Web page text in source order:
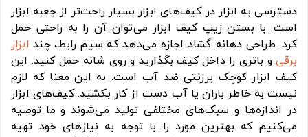
دسترسی به ابزار در کیف‌های ابزار بسیار راحت‌تر از جعبه ابزار
است. با بستن زیپ کیف ابزار می‌توان آن را به راحتی حمل
کرد. طراحی دهانه گشاد اجازه می‌دهد که سیم رابط، چند ابزار
برقیو باتری را داخل کیف بگذارید و روی شانه حمل کنید. این
کیف ابزار کوچک برزنتی ضد آب است. به این معنا که لازم
نیست به خاطر باران یا آب دست از کار بکشید. کیف‌های ابزار
در اندازه‌ها و سبک‌های مختلفی تولید می‌شوند و ما توصیه
می‌کنیم که بهترین مورد را با توجه به نیازهای خود تهیه